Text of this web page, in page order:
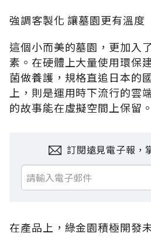
強調客製化 讓墓園更有溫度
這個小而美的墓園，更加入
素。在硬體上大量使用環保
菌做養護，規格直追日本的
上，則是運用時下流行的雲
的故事能在虛擬空間上保留。
訂閱遠見電子報，
在產品上，綠金園積極開發